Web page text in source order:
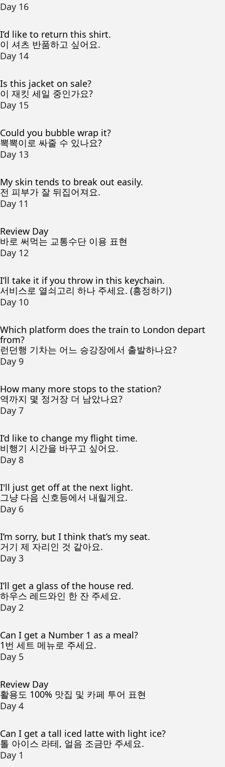
Day 16
I’d like to return this shirt.
이 셔츠 반품하고 싶어요.
Day 14
Is this jacket on sale?
이 재킷 세일 중인가요?
Day 15
Could you bubble wrap it?
뽁뽁이로 싸줄 수 있나요?
Day 13
My skin tends to break out easily.
전 피부가 잘 뒤집어져요.
Day 11
Review Day
바로 써먹는 교통수단 이용 표현
Day 12
I’ll take it if you throw in this keychain.
서비스로 열쇠고리 하나 주세요. (흥정하기)
Day 10
Which platform does the train to London depart
from?
런던행 기차는 어느 승강장에서 출발하나요?
Day 9
How many more stops to the station?
역까지 몇 정거장 더 남았나요?
Day 7
I’d like to change my flight time.
비행기 시간을 바꾸고 싶어요.
Day 8
I'll just get off at the next light.
그냥 다음 신호등에서 내릴게요.
Day 6
I’m sorry, but I think that’s my seat.
거기 제 자리인 것 같아요.
Day 3
I’ll get a glass of the house red.
하우스 레드와인 한 잔 주세요.
Day 2
Can I get a Number 1 as a meal?
1번 세트 메뉴로 주세요.
Day 5
Review Day
활용도 100% 맛집 및 카페 투어 표현
Day 4
Can I get a tall iced latte with light ice?
톨 아이스 라테, 얼음 조금만 주세요.
Day 1